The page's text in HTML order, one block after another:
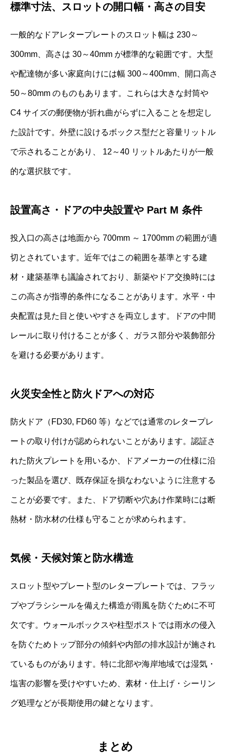
標準寸法、スロットの開口幅・高さの目安
一般的なドアレタープレートのスロット幅は 230～
300mm、高さは 30～40mm が標準的な範囲です。大型
や配達物が多い家庭向けには幅 300～400mm、開口高さ
50～80mm のものもあります。これらは大きな封筒や
C4 サイズの郵便物が折れ曲がらずに入ることを想定し
た設計です。外壁に設けるボックス型だと容量リットル
で示されることがあり、 12～40 リットルあたりが一般
的な選択肢です。
設置高さ・ドアの中央設置や Part M 条件
投入口の高さは地面から 700mm ～ 1700mm の範囲が適
切とされています。近年ではこの範囲を基準とする建
材・建築基準も議論されており、新築やドア交換時には
この高さが指導的条件になることがあります。水平・中
央配置は見た目と使いやすさを両立します。ドアの中間
レールに取り付けることが多く、ガラス部分や装飾部分
を避ける必要があります。
火災安全性と防火ドアへの対応
防火ドア（FD30, FD60 等）などでは通常のレタープレ
ートの取り付けが認められないことがあります。認証さ
れた防火プレートを用いるか、ドアメーカーの仕様に沿
った製品を選び、既存保証を損なわないように注意する
ことが必要です。また、ドア切断や穴あけ作業時には断
熱材・防水材の仕様も守ることが求められます。
気候・天候対策と防水構造
スロット型やプレート型のレタープレートでは、フラッ
プやブラシシールを備えた構造が雨風を防ぐために不可
欠です。ウォールボックスや柱型ポストでは雨水の侵入
を防ぐためトップ部分の傾斜や内部の排水設計が施され
ているものがあります。特に北部や海岸地域では湿気・
塩害の影響を受けやすいため、素材・仕上げ・シーリン
グ処理などが長期使用の鍵となります。
まとめ